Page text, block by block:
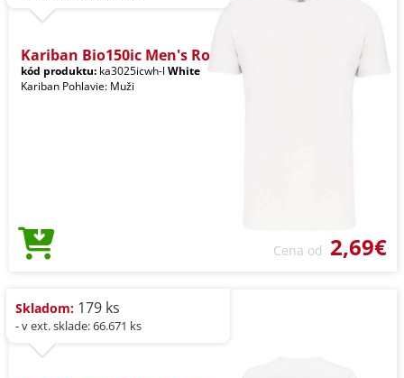
Kariban Bio150ic Men's Ro
kód produktu: ka3025icwh-l White
Kariban Pohlavie: Muži
Cena od 2,69€
Skladom: 179 ks
- v ext. sklade: 66.671 ks